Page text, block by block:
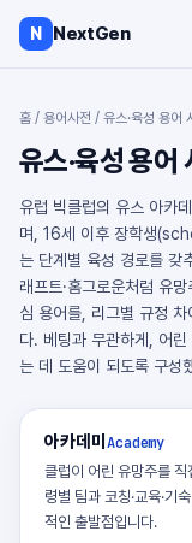
N NextGen
홈 / 용어사전 / 유스·육성 용어
유스·육성 용어
유럽 빅클럽의 유스 아카
며, 16세 이후 장학생
는 단계별 육성 경로를 갖
래프트·홈그로운처럼 유
심 용어를, 리그별 규정 차
다. 베팅과 무관하게, 어
는 데 도움이 되도록 구성
아카데미 Academy
클럽이 어린 유망주를
령별 팀과 코칭·교육·기
적인 출발점입니다.